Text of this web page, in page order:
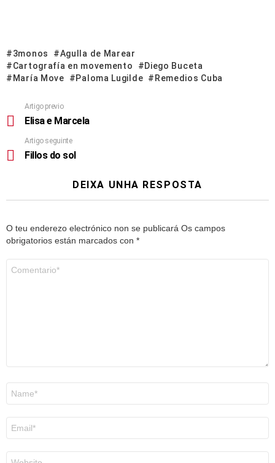
3monos
Agulla de Marear
Cartografía en movemento
Diego Buceta
María Move
Paloma Lugilde Remedios Cuba
Artigo previo
Elisa e Marcela
Artigo seguinte
Fillos do sol
DEIXA UNHA RESPOSTA
O teu enderezo electrónico non se publicará Os campos
obrigatorios están marcados con *
electrónico
*